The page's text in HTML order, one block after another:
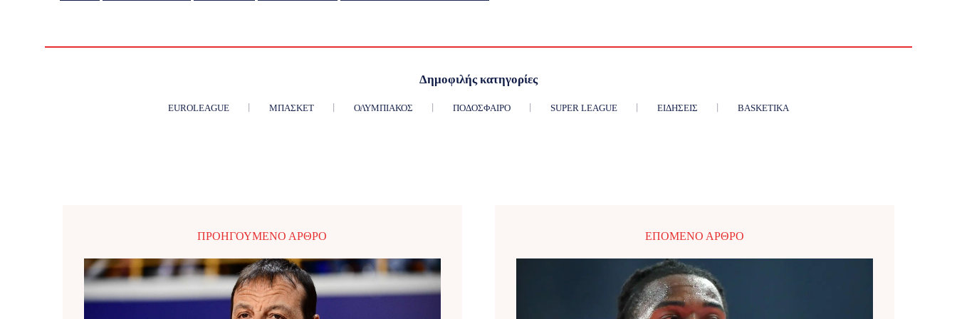
Δημοφιλής κατηγορίες
EUROLEAGUE ΜΠΆΣΚΕΤ ΟΛΥΜΠΙΑΚΌΣ ΠΟΔΌΣΦΑΙΡΟ SUPER LEAGUE ΕΙΔΉΣΕΙΣ BASKETIKA
ΠΡΟΗΓΟΎΜΕΝΟ ΆΡΘΡΟ ΕΠΌΜΕΝΟ ΆΡΘΡΟ